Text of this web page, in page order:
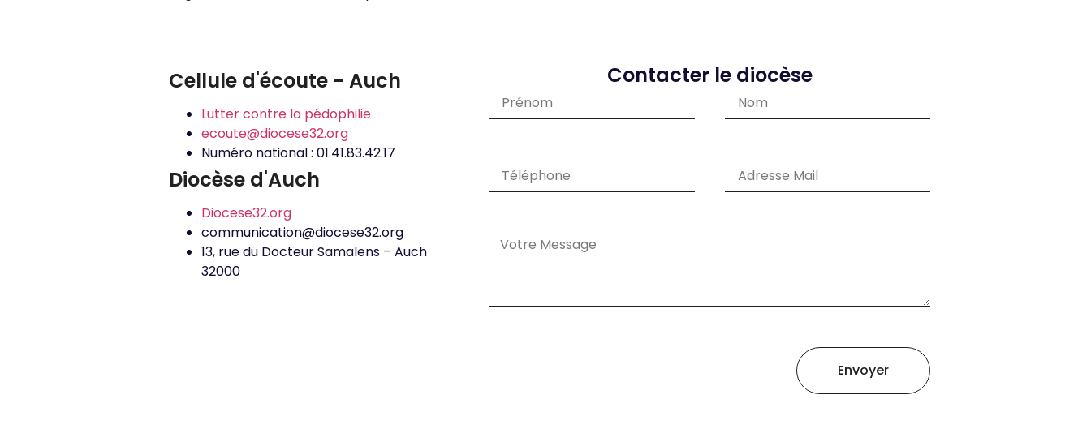
Cellule d'écoute - Auch
Lutter contre la pédophilie
ecoute@diocese32.org
Numéro national : 01.41.83.42.17
Diocèse d'Auch
diocese32.org
communication@diocese32.org
13, rue du Docteur Samalens – Auch
32000
Contacter le diocèse
Envoyer